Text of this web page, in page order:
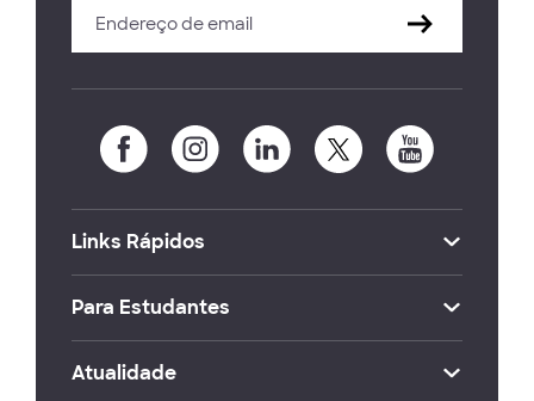
Links Rápidos
Para Estudantes
Atualidade